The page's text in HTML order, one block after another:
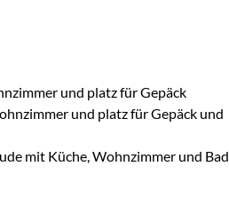
und platz für Gepäck
und platz für Gepäck und
mit Küche, Wohnzimmer und Bad